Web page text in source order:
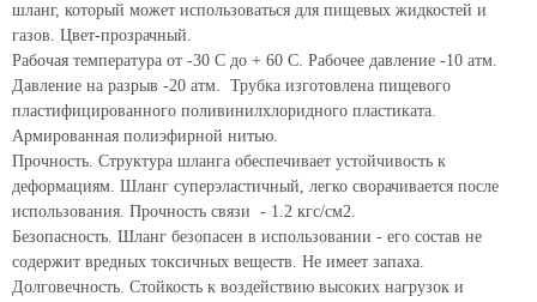
шланг, который может использоваться для пищевых жидкостей и
газов. Цвет-прозрачный.
Рабочая температура от -30 С до + 60 С. Рабочее давление -10 атм.
Давление на разрыв -20 атм. Трубка изготовлена пищевого
пластифицированного поливинилхлоридного пластиката.
Армированная полиэфирной нитью.
Прочность. Структура шланга обеспечивает устойчивость к
деформациям. Шланг суперэластичный, легко сворачивается после
использования. Прочность связи - 1.2 кгс/см2.
Безопасность. Шланг безопасен в использовании - его состав не
содержит вредных токсичных веществ. Не имеет запаха.
Долговечность. Стойкость к воздействию высоких нагрузок и